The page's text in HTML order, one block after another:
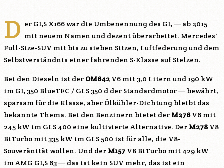
D er GLS X166 war die Umbenennung des GL — ab 2015
mit neuem Namen und dezent überarbeitet. Mercedes'
Full-Size-SUV mit bis zu sieben Sitzen, Luftfederung und dem
Selbstverständnis einer fahrenden S-Klasse auf Stelzen.
Bei den Dieseln ist der OM642 V6 mit 3,0 Litern und 190 kW
im GL 350 BlueTEC / GLS 350 d der Standardmotor — bewährt,
sparsam für die Klasse, aber Ölkühler-Dichtung bleibt das
bekannte Thema. Bei den Benzinern bietet der M276V6 mit
245 kW im GLS 400 eine kultivierte Alternative. Der M278V8
BiTurbo mit 335 kW im GLS 500 ist für alle, die V8-
Souveränität wollen. Und der M157 V8 BiTurbo mit 429 kW
im AMG GLS 63 — das ist kein SUV mehr, das ist ein